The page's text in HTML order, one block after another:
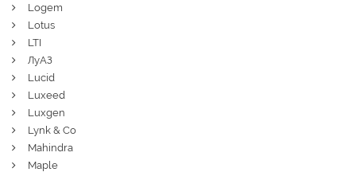
Logem
Lotus
LTI
ЛуАЗ
Lucid
Luxeed
Luxgen
Lynk & Co
Mahindra
Maple